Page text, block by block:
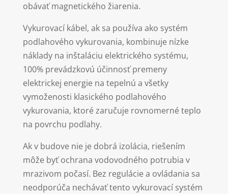
obávať magnetického žiarenia.
Vykurovací kábel, ak sa používa ako systém
podlahového vykurovania, kombinuje nízke
náklady na inštaláciu elektrického systému,
100% prevádzkovú účinnosť premeny
elektrickej energie na tepelnú a všetky
vymoženosti klasického podlahového
vykurovania, ktoré zaručuje rovnomerné teplo
na povrchu podlahy.
Ak v budove nie je dobrá izolácia, riešením
môže byť ochrana vodovodného potrubia v
mrazivom počasí. Bez regulácie a ovládania sa
neodporúča nechávať tento vykurovací systém